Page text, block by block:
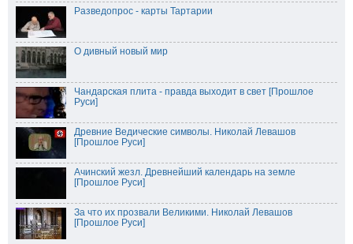
Разведопрос - карты Тартарии
О дивный новый мир
Чандарская плита - правда выходит в свет [Прошлое
Руси]
Древние Ведические символы. Николай Левашов
[Прошлое Руси]
Ачинский жезл. Древнейший календарь на земле
[Прошлое Руси]
За что их прозвали Великими. Николай Левашов
[Прошлое Руси]